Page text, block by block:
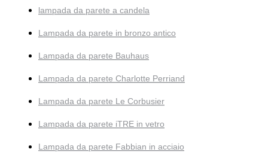
lampada da parete a candela
Lampada da parete in bronzo antico
Lampada da parete Bauhaus
Lampada da parete Charlotte Perriand
Lampada da parete Le Corbusier
Lampada da parete iTRE in vetro
Lampada da parete Fabbian in acciaio